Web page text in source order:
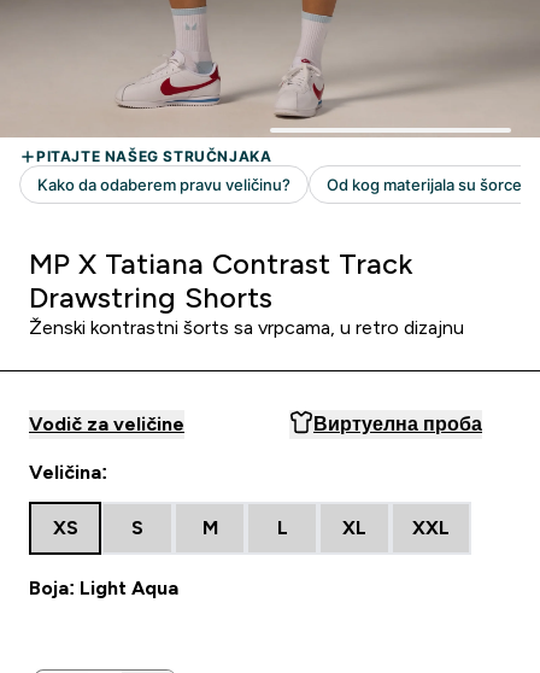
MP X Tatiana Contrast Track
Drawstring Shorts
Ženski kontrastni šorts sa vrpcama, u retro dizajnu
Vodič za veličine Виртуелна проба
Veličina:
XS S M L XL XXL
Boja: Light Aqua